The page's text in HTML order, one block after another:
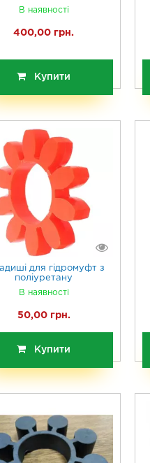
В наявності
400,00 грн.
Купити
для гідромуфт з
поліуретану
В наявності
50,00 грн.
Купити